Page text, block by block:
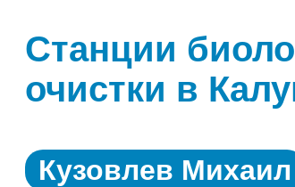
Станции
очистки в
Кузовлев Михаил